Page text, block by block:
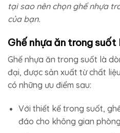
tại sao nên chọn ghế nhựa
của bạn.
Ghế nhựa ăn trong suốt
Ghế nhựa ăn trong suốt là
đại, được sản xuất từ chất
có những ưu điểm sau:
Với thiết kế trong suốt,
đáo cho không gian